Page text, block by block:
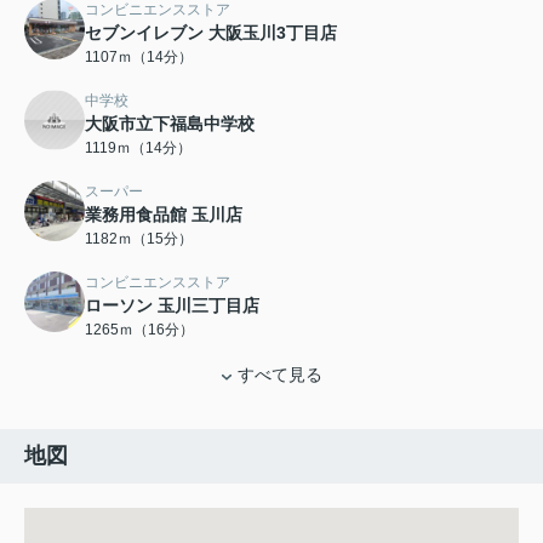
コンビニエンスストア
セブンイレブン 大阪玉川3丁目店
1107ｍ（14分）
中学校
大阪市立下福島中学校
1119ｍ（14分）
スーパー
業務用食品館 玉川店
1182ｍ（15分）
コンビニエンスストア
ローソン 玉川三丁目店
1265ｍ（16分）
すべて見る
地図